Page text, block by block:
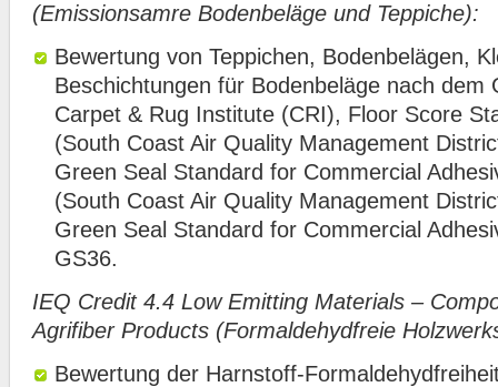
(Emissionsamre Bodenbeläge und Teppiche):
Bewertung von Teppichen, Bodenbelägen,
Beschichtungen für Bodenbeläge nach dem
Carpet & Rug Institute (CRI), Floor Score
(South Coast Air Quality Management
Green Seal Standard for Commercial
(South Coast Air Quality Management
Green Seal Standard for Commercial
GS36.
IEQ Credit 4.4 Low Emitting Materials –
Agrifiber Products (Formaldehydfreie
Bewertung der Harnstoff-